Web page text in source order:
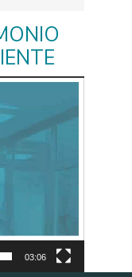
03:06